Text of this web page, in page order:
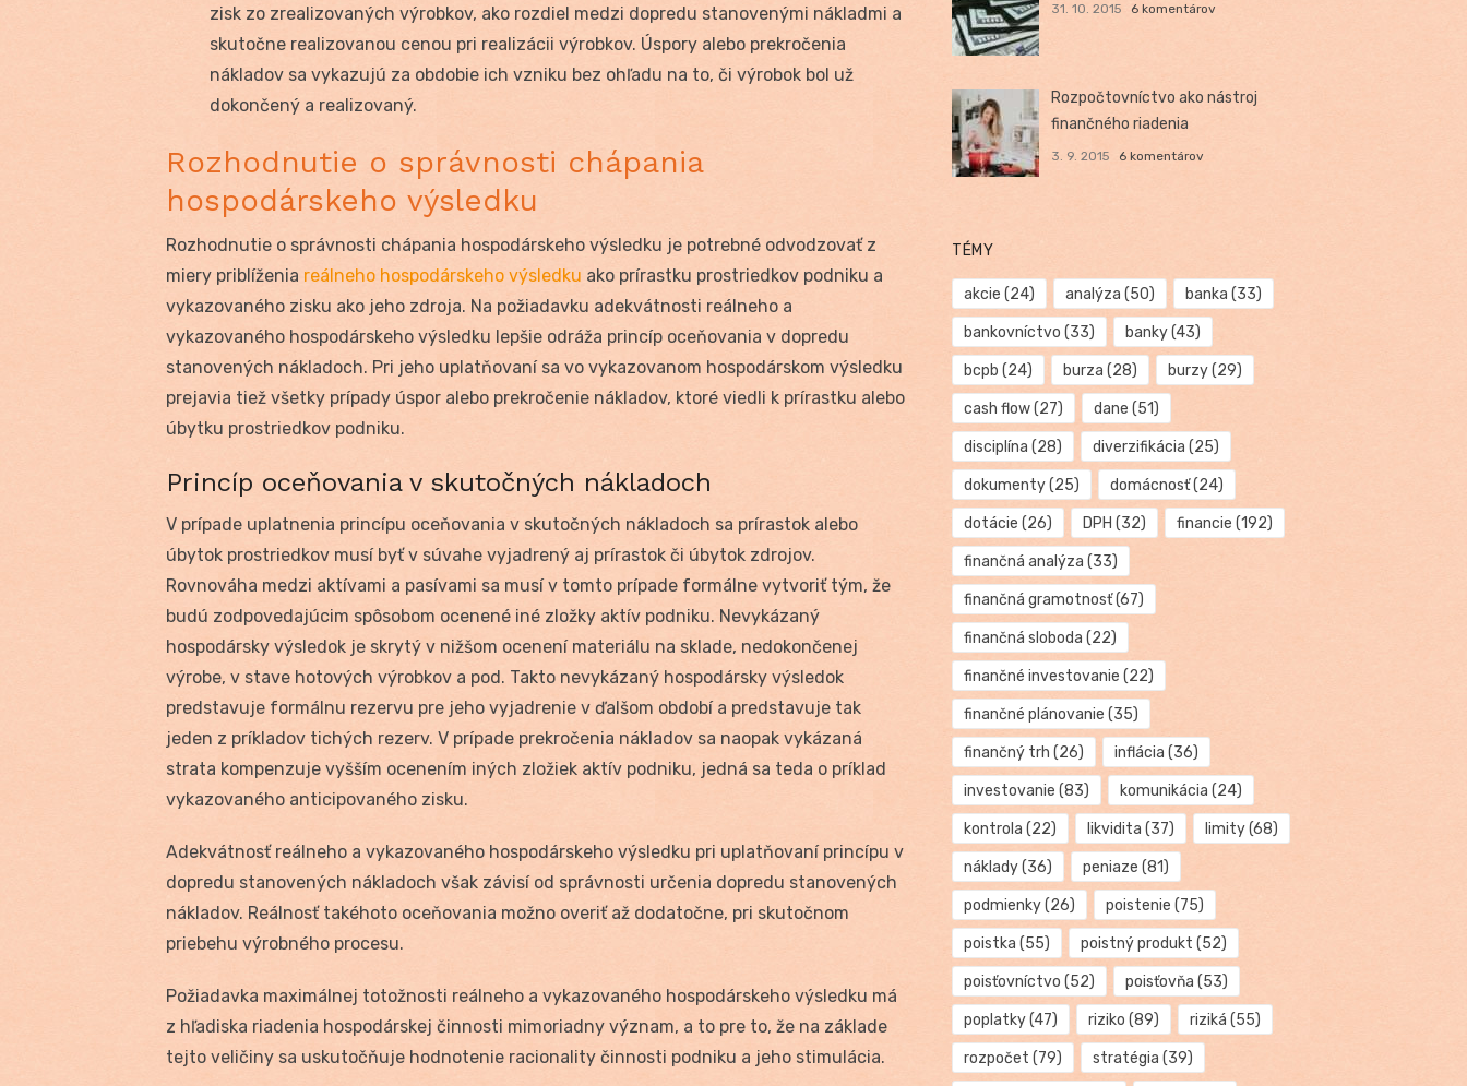
zisk zo zrealizovaných výrobkov, ako rozdiel medzi dopredu stanovenými nákladmi a
skutočne realizovanou cenou pri realizácii výrobkov. Úspory alebo prekročenia
nákladov sa vykazujú za obdobie ich vzniku bez ohľadu na to, či výrobok bol už
dokončený a realizovaný.
Rozhodnutie o správnosti chápania
hospodárskeho výsledku
Rozhodnutie o správnosti chápania hospodárskeho výsledku je potrebné odvodzovať z
miery priblíženia reálneho hospodárskeho výsledku ako prírastku prostriedkov podniku a
vykazovaného zisku ako jeho zdroja. Na požiadavku adekvátnosti reálneho a
vykazovaného hospodárskeho výsledku lepšie odráža princíp oceňovania v dopredu
stanovených nákladoch. Pri jeho uplatňovaní sa vo vykazovanom hospodárskom výsledku
prejavia tiež všetky prípady úspor alebo prekročenie nákladov, ktoré viedli k prírastku alebo
úbytku prostriedkov podniku.
Princíp oceňovania v skutočných nákladoch
V prípade uplatnenia princípu oceňovania v skutočných nákladoch sa prírastok alebo
úbytok prostriedkov musí byť v súvahe vyjadrený aj prírastok či úbytok zdrojov.
Rovnováha medzi aktívami a pasívami sa musí v tomto prípade formálne vytvoriť tým, že
budú zodpovedajúcim spôsobom ocenené iné zložky aktív podniku. Nevykázaný
hospodársky výsledok je skrytý v nižšom ocenení materiálu na sklade, nedokončenej
výrobe, v stave hotových výrobkov a pod. Takto nevykázaný hospodársky výsledok
predstavuje formálnu rezervu pre jeho vyjadrenie v ďalšom období a predstavuje tak
jeden z príkladov tichých rezerv. V prípade prekročenia nákladov sa naopak vykázaná
strata kompenzuje vyšším ocenením iných zložiek aktív podniku, jedná sa teda o príklad
vykazovaného anticipovaného zisku.
Adekvátnosť reálneho a vykazovaného hospodárskeho výsledku pri uplatňovaní princípu v
dopredu stanovených nákladoch však závisí od správnosti určenia dopredu stanovených
nákladov. Reálnosť takéhoto oceňovania možno overiť až dodatočne, pri skutočnom
priebehu výrobného procesu.
Požiadavka maximálnej totožnosti reálneho a vykazovaného hospodárskeho výsledku má
z hľadiska riadenia hospodárskej činnosti mimoriadny význam, a to pre to, že na základe
tejto veličiny sa uskutočňuje hodnotenie racionality činnosti podniku a jeho stimulácia.
31. 10. 2015 6 komentárov
Rozpočtovníctvo ako nástroj
finančného riadenia
3. 9. 2015 6 komentárov
TÉMY
akcie (24) analýza (50) banka (33)
bankovníctvo (33) banky(43)
bcpb (24) burza (28) burzy(29)
cash flow(27) dane (51)
disciplína (28) diverzifikácia (25)
dokumenty(25) domácnosť(24)
dotácie (26) DPH (32) financie (192)
finančná analýza (33)
finančná gramotnosť(67)
finančná sloboda (22)
finančné investovanie (22)
finančné plánovanie (35)
finančný trh (26) inflácia (36)
investovanie (83) komunikácia (24)
kontrola (22) likvidita (37) limity(68)
náklady(36) peniaze (81)
podmienky(26) poistenie (75)
poistka (55) poistný produkt (52)
poisťovníctvo (52) poisťovňa (53)
poplatky(47) riziko (89) riziká (55)
rozpočet (79) stratégia (39)